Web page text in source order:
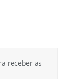
receber as